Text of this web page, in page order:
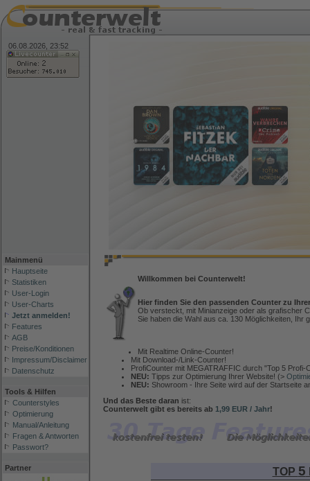
06.08.2026, 23:52
Mainmenü
Hauptseite
Statistiken
User-Login
User-Charts
Jetzt anmelden!
Features
AGB
Preise/Konditionen
Impressum/Disclaimer
Datenschutz
Tools & Hilfen
Counterstyles
Optimierung
Manual/Anleitung
Fragen & Antworten
Passwort?
Partner
Willkommen bei Counterwelt!
Hier finden Sie den passenden Counter zu
Ob versteckt, mit Minianzeige oder als grafischer
Sie haben die Wahl aus ca. 130 Möglichkeiten, Ihr
Mit Realtime Online-Counter!
Mit Download-/Link-Counter!
ProfiCounter mit MEGATRAFFIC durch "Top 5 Profi-
NEU: Tipps zur Optimierung Ihrer Website! (>
NEU: Showroom - Ihre Seite wird auf der Startseite
Und das Beste daran ist:
Counterwelt gibt es bereits ab 1,99 EUR / Jahr!
TOP 5